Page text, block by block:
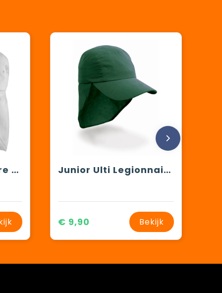
Folding Legionnaire Hat Junior Ulti Legionnaire Cap
€ 9,90 Bekijk